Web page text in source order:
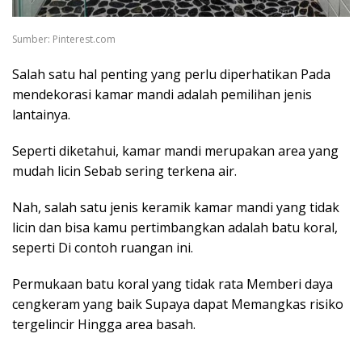
Sumber: Pinterest.com
Salah satu hal penting yang perlu diperhatikan Pada
mendekorasi kamar mandi adalah pemilihan jenis
lantainya.
Seperti diketahui, kamar mandi merupakan area yang
mudah licin Sebab sering terkena air.
Nah, salah satu jenis keramik kamar mandi yang tidak
licin dan bisa kamu pertimbangkan adalah batu koral,
seperti Di contoh ruangan ini.
Permukaan batu koral yang tidak rata Memberi daya
cengkeram yang baik Supaya dapat Memangkas risiko
tergelincir Hingga area basah.